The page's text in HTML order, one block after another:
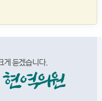
게 듣겠습니다.